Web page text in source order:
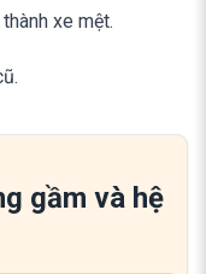
xe mệt.
gầm và hệ